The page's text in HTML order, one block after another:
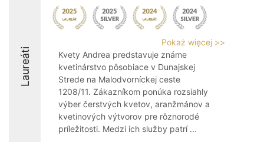
Laureáti
Pokaż więcej >>
Kvety Andrea predstavuje známe
kvetinárstvo pôsobiace v Dunajskej
Strede na Malodvorníckej ceste
1208/11. Zákazníkom ponúka rozsiahly
výber čerstvých kvetov, aranžmánov a
kvetinových výtvorov pre rôznorodé
príležitosti. Medzi ich služby patrí ...